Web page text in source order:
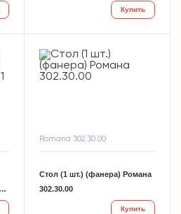
Купить
Romana 302.30.00
Стол (1 шт.) (фанера) Романа
302.30.00
Купить